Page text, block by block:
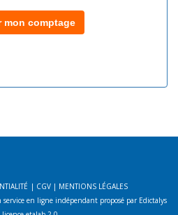
mon comptage
| CGV | MENTIONS LÉGALES
service en ligne indépendant proposé par Edictalys